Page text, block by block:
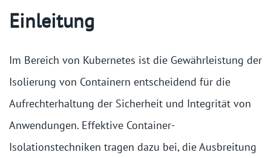
Einleitung
Im Bereich von Kubernetes ist die Gewährleistung der
Isolierung von Containern entscheidend für die
Aufrechterhaltung der Sicherheit und Integrität von
Anwendungen. Effektive Container-
Isolationstechniken tragen dazu bei, die Ausbreitung